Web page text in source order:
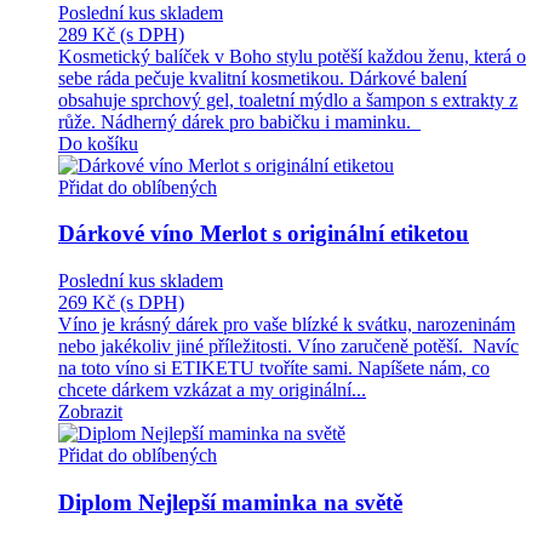
Poslední kus skladem
289 Kč (s DPH)
Kosmetický balíček v Boho stylu potěší každou ženu, která o
sebe ráda pečuje kvalitní kosmetikou. Dárkové balení
obsahuje sprchový gel, toaletní mýdlo a šampon s extrakty z
růže. Nádherný dárek pro babičku i maminku.
Do košíku
Přidat do oblíbených
Dárkové víno Merlot s originální etiketou
Poslední kus skladem
269 Kč (s DPH)
Víno je krásný dárek pro vaše blízké k svátku, narozeninám
nebo jakékoliv jiné příležitosti. Víno zaručeně potěší. Navíc
na toto víno si ETIKETU tvoříte sami. Napíšete nám, co
chcete dárkem vzkázat a my originální...
Zobrazit
Přidat do oblíbených
Diplom Nejlepší maminka na světě